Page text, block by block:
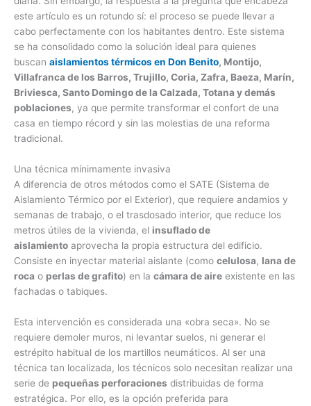
este artículo es un rotundo sí: el proceso se puede llevar a
cabo perfectamente con los habitantes dentro. Este sistema
se ha consolidado como la solución ideal para quienes
buscan aislamientos térmicos en Don Benito, Montijo,
Villafranca de los Barros, Trujillo, Coria, Zafra, Baeza, Marín,
Briviesca, Santo Domingo de la Calzada, Totana y demás
poblaciones, ya que permite transformar el confort de una
casa en tiempo récord y sin las molestias de una reforma
tradicional.
Una técnica mínimamente invasiva
A diferencia de otros métodos como el SATE (Sistema de
Aislamiento Térmico por el Exterior), que requiere andamios y
semanas de trabajo, o el trasdosado interior, que reduce los
metros útiles de la vivienda, el insuflado de
aislamiento aprovecha la propia estructura del edificio.
Consiste en inyectar material aislante (como celulosa, lana de
roca o perlas de grafito) en la cámara de aire existente en las
fachadas o tabiques.
Esta intervención es considerada una «obra seca». No se
requiere demoler muros, ni levantar suelos, ni generar el
estrépito habitual de los martillos neumáticos. Al ser una
técnica tan localizada, los técnicos solo necesitan realizar una
serie de pequeñas perforaciones distribuidas de forma
estratégica. Por ello, es la opción preferida para